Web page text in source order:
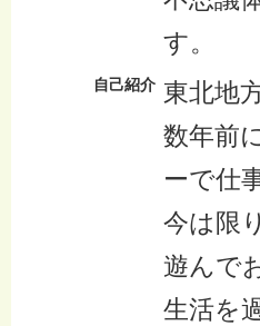
す。
自己紹介 東北地
数年前
ーで仕
今は限
遊んで
生活を